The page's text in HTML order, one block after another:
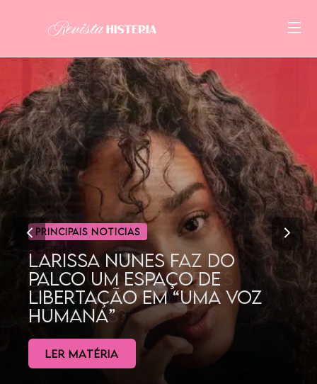
CINEMA
POR QUE AS MULHERES
GOSTAM TANTO DE
DORAMAS?
LER MATÉRIA